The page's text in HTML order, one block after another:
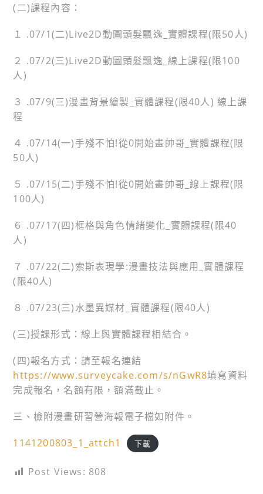
(二)課程內容：
１ .07/1(二)Live2D動圖頭髮飄逸_實體課程(限50人)
２ .07/2(三)Live2D動圖頭髮飄逸_線上課程(限100
人)
３ .07/9(三)漫畫背景繪製_實體課程(限40人) 線上課
程
４ .07/14(一)手殘不怕!從0開始畫帥哥_實體課程(限
50人)
５ .07/15(二)手殘不怕!從0開始畫帥哥_線上課程(限
100人)
６ .07/17(四)框格與角色情緒變化_實體課程(限40
人)
７ .07/22(二)索斯表現學:漫畫技法與應用_實體課程
(限40人)
８ .07/23(三)水墨異媒材_實體課程(限40人)
(三)授課形式：線上與實體課程相結合。
(四)報名方式：請至報名連結
https://www.surveycake.com/s/nGwR8填寫資料
完成報名，名額有限，額滿截止。
三、檢附漫畫研習營海報電子檔如附件。
1141200803_1_attch1 下載
Post Views: 808